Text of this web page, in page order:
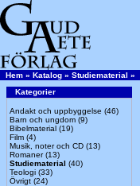
Hem » Katalog » Studiematerial »
Kategorier
Andakt och uppbyggelse (46)
Barn och ungdom (9)
Bibelmaterial (19)
Film (4)
Musik, noter och CD (13)
Romaner(13)
Studiematerial (40)
Teologi (33)
Övrigt (24)